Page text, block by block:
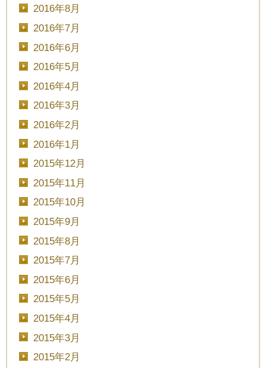
2016年8月
2016年7月
2016年6月
2016年5月
2016年4月
2016年3月
2016年2月
2016年1月
2015年12月
2015年11月
2015年10月
2015年9月
2015年8月
2015年7月
2015年6月
2015年5月
2015年4月
2015年3月
2015年2月